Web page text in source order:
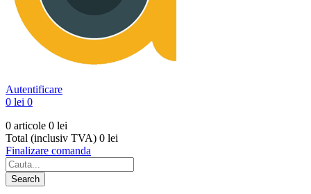
Autentificare
0 lei 0
0 articole 0 lei
Total (inclusiv TVA) 0 lei
Finalizare comanda
Search